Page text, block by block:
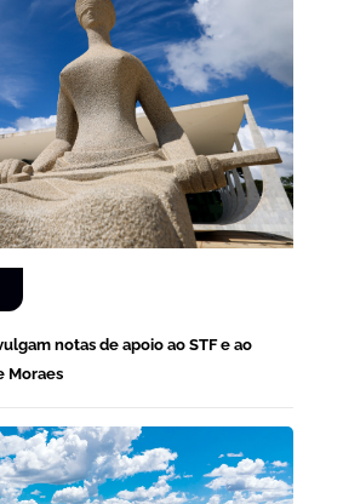
notas de apoio ao STF e ao
Moraes